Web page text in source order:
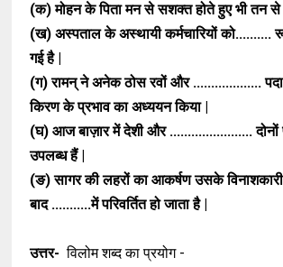
(क) मोहन के पिता मन से सशक्त होते हुए भी तनसे
(ख) अस्पताल के अस्थायी कर्मचारियों को..........
गई है |
(ग) रामन् ने अनेक ठोस रवों और ...................
किरण के प्रभाव काअध्ययन किया |
(घ) आज बाज़ार में देशी और .......................
उपलब्ध हैं |
(ङ) सागर की लहरों का आकर्षण उसके
बाद ...........मेंपरिवर्तित हो जाता है |
उत्तर- विलोम शब्द का प्रयोग -